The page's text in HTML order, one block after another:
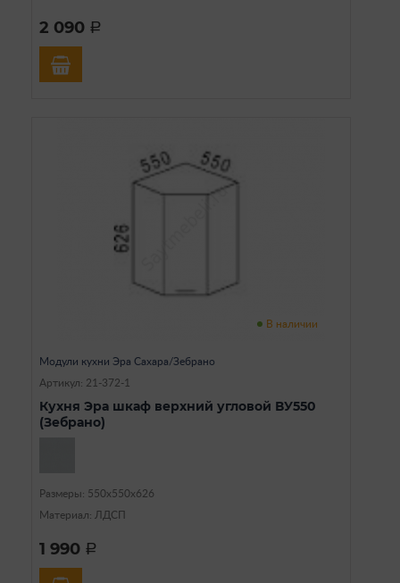
2 090 a
В наличии
Модули кухни Эра Сахара/Зебрано
Артикул: 21-372-1
Кухня Эра шкаф верхний угловой ВУ550
(Зебрано)
Размеры: 550х550х626
Материал: ЛДСП
1 990 a